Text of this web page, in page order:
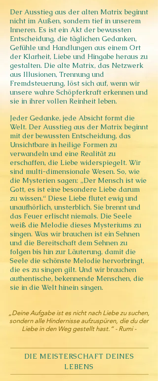
Der Ausstieg aus der alten Matrix beginnt
nicht im Außen, sondern tief in unserem
Inneren. Es ist ein Akt der bewussten
Entscheidung, die täglichen Gedanken,
Gefühle und Handlungen aus einem Ort
der Klarheit, Liebe und Hingabe heraus zu
gestalten. Die alte Matrix, das Netzwerk
aus Illusionen, Trennung und
Fremdsteuerung, löst sich auf, wenn wir
unsere wahre Schöpferkraft erkennen und
sie in ihrer vollen Reinheit leben.
Jeder Gedanke, jede Absicht formt die
Welt. Der Ausstieg aus der Matrix beginnt
mit der bewussten Entscheidung, das
Unsichtbare in heilige Formen zu
verwandeln und eine Realität zu
erschaffen, die Liebe widerspiegelt. Wir
sind multi-dimensionale Wesen. So, wie
die Mysterien sagen: „Der Mensch ist wie
Gott, es ist eine besondere Liebe darum
zu wissen.“ Diese Liebe flutet ewig und
unaufhörlich, unsterblich. Sie brennt und
das Feuer erlischt niemals. Die Seele
weiß die Melodie dieses Mysteriums zu
singen. Was wir brauchen ist ein Sehnen
und die Bereitschaft dem Sehnen zu
folgen bis hin zur Läuterung, damit die
Seele die schönste Melodie hervorbringt,
die es zu singen gilt. Und wir brauchen
authentische, bekennende Menschen, die
sie in die Welt hinein singen.
„Deine Aufgabe ist es nicht nach Liebe zu suchen,
sondern alle Hindernisse aufzuspüren, die du der
Liebe in den Weg gestellt hast.“ - Rumi -
DIE MEISTERSCHAFT DEINES
LEBENS